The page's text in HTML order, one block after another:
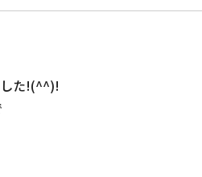
た!(^^)!